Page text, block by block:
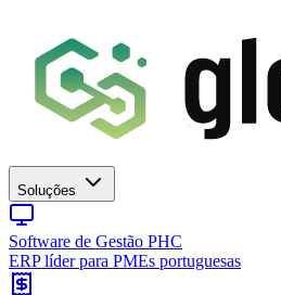
Soluções
Software de Gestão PHC
ERP líder para PMEs portuguesas